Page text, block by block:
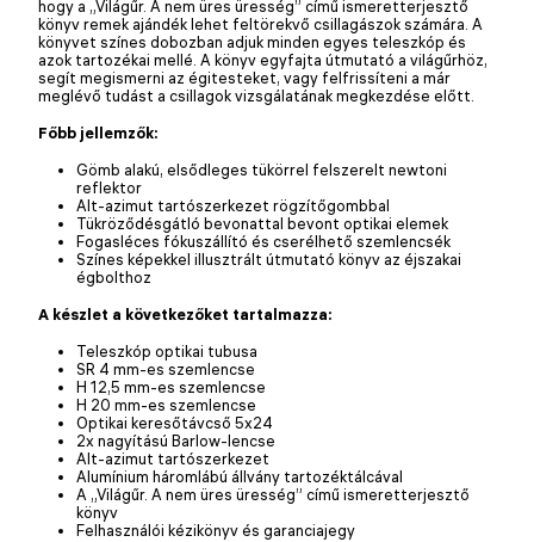
hogy a „Világűr. A nem üres üresség” című ismeretterjesztő
könyv remek ajándék lehet feltörekvő csillagászok számára. A
könyvet színes dobozban adjuk minden egyes teleszkóp és
azok tartozékai mellé. A könyv egyfajta útmutató a világűrhöz,
segít megismerni az égitesteket, vagy felfrissíteni a már
meglévő tudást a csillagok vizsgálatának megkezdése előtt.
Főbb jellemzők:
Gömb alakú, elsődleges tükörrel felszerelt newtoni
reflektor
Alt-azimut tartószerkezet rögzítőgombbal
Tükröződésgátló bevonattal bevont optikai elemek
Fogasléces fókuszállító és cserélhető szemlencsék
Színes képekkel illusztrált útmutató könyv az éjszakai
égbolthoz
A készlet a következőket tartalmazza:
Teleszkóp optikai tubusa
SR 4 mm-es szemlencse
H 12,5 mm-es szemlencse
H 20 mm-es szemlencse
Optikai keresőtávcső 5x24
2x nagyítású Barlow-lencse
Alt-azimut tartószerkezet
Alumínium háromlábú állvány tartozéktálcával
A „Világűr. A nem üres üresség” című ismeretterjesztő
könyv
Felhasználói kézikönyv és garanciajegy